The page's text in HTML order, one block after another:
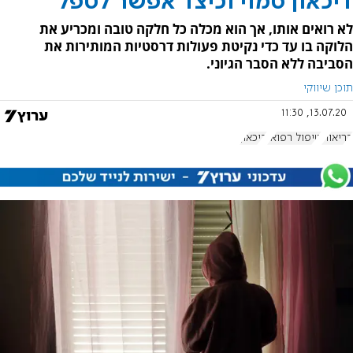
לא רואים אותו, אך הוא מכלה כל חלקה טובה ומכריע את
הלוקה בו עד כדי נקיטת פעולות דרסטיות המותירות את
הסביבה ללא הסבר הגיוני.
תוכן שיווקי
13.07.20, 11:30
בריאות טיפול רפואי דיכאון